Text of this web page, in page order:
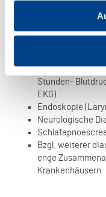
Diagnostische
Farbdoppler
Kardiologische
Stunden-
EKG)
Endoskopie
Neurologische
Bzgl. weiterer
enge
Krankenhäusern.